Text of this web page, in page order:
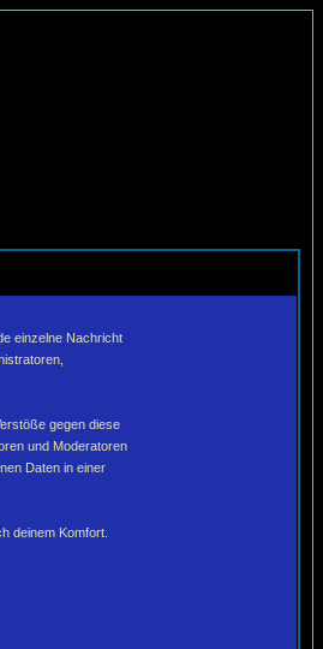
einzelne Nachricht
gegen diese
und Moderatoren
Daten in einer
deinem Komfort.